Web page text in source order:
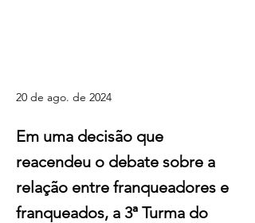
20 de ago. de 2024
Em uma decisão que
reacendeu o debate sobre a
relação entre franqueadores e
franqueados, a 3ª Turma do